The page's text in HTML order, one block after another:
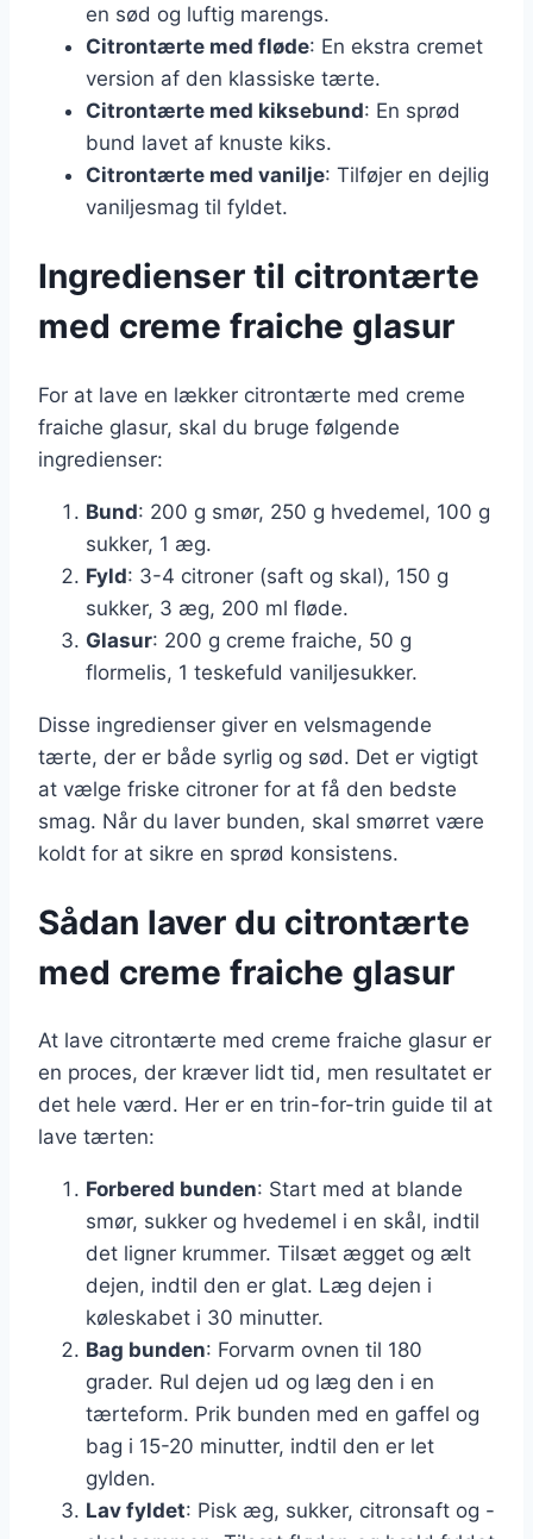
en sød og luftig marengs.
Citrontærte med fløde: En ekstra cremet
version af den klassiske tærte.
Citrontærte med kiksebund: En sprød
bund lavet af knuste kiks.
Citrontærte med vanilje: Tilføjer en dejlig
vaniljesmag til fyldet.
Ingredienser til citrontærte
med creme fraiche glasur
For at lave en lækker citrontærte med creme
fraiche glasur, skal du bruge følgende
ingredienser:
Bund: 200 g smør, 250 g hvedemel, 100 g
sukker, 1 æg.
Fyld: 3-4 citroner (saft og skal), 150 g
sukker, 3 æg, 200 ml fløde.
Glasur: 200 g creme fraiche, 50 g
flormelis, 1 teskefuld vaniljesukker.
Disse ingredienser giver en velsmagende
tærte, der er både syrlig og sød. Det er vigtigt
at vælge friske citroner for at få den bedste
smag. Når du laver bunden, skal smørret være
koldt for at sikre en sprød konsistens.
Sådan laver du citrontærte
med creme fraiche glasur
At lave citrontærte med creme fraiche glasur er
en proces, der kræver lidt tid, men resultatet er
det hele værd. Her er en trin-for-trin guide til at
lave tærten:
Forbered bunden: Start med at blande
smør, sukker og hvedemel i en skål, indtil
det ligner krummer. Tilsæt ægget og ælt
dejen, indtil den er glat. Læg dejen i
køleskabet i 30 minutter.
Bag bunden: Forvarm ovnen til 180
grader. Rul dejen ud og læg den i en
tærteform. Prik bunden med en gaffel og
bag i 15-20 minutter, indtil den er let
gylden.
Lav fyldet: Pisk æg, sukker, citronsaft og -